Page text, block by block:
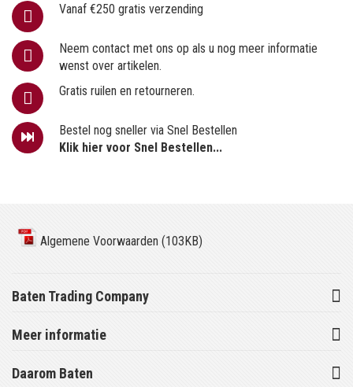
Vanaf €250 gratis verzending
Neem contact met ons op als u nog meer informatie
wenst over artikelen.
Gratis ruilen en retourneren.
Bestel nog sneller via Snel Bestellen
Klik hier voor Snel Bestellen...
Algemene Voorwaarden (103KB)
Baten Trading Company
Meer informatie
Daarom Baten